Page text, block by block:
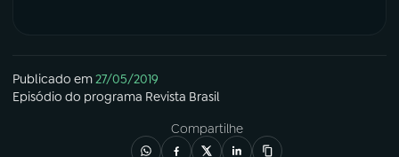
Publicado em27/05/2019
Episódio do programa Revista Brasil
Compartilhe